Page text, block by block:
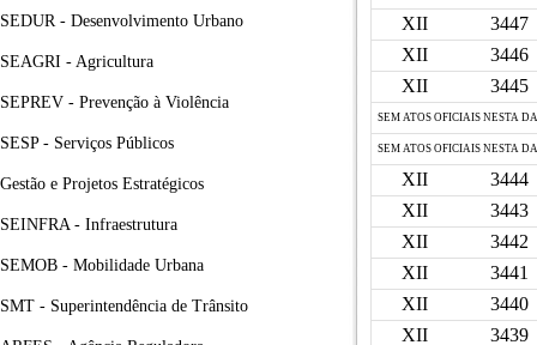
SEDUR - Desenvolvimento Urbano
SEAGRI - Agricultura
SEPREV - Prevenção à Violência
SESP - Serviços Públicos
Gestão e Projetos Estratégicos
SEINFRA - Infraestrutura
SEMOB - Mobilidade Urbana
SMT - Superintendência de Trânsito
XII
3447
XII
3446
XII
3445
SEM ATOS OFICIAIS NESTA
SEM ATOS OFICIAIS NESTA
XII
3444
XII
3443
XII
3442
XII
3441
XII
3440
XII
3439